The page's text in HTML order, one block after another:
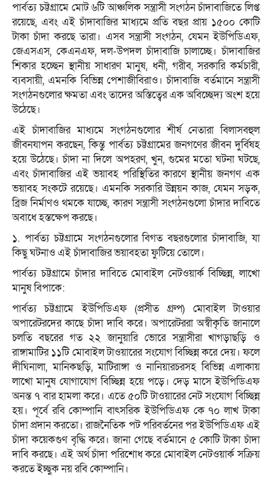
পার্বত্য চট্টগ্রামে মোট ৬টি আঞ্চলিক সন্ত্রাসী সংগঠন চাঁদাবাজিতে লিপ্ত
রয়েছে, এবং এই চাঁদাবাজির মাধ্যমে প্রতি বছর প্রায় ১৫০০ কোটি
টাকা চাঁদা করছে তারা। এসব সন্ত্রাসী সংগঠন, যেমন ইউপিডিএফ,
জেএসএস, কেএনএফ, দল-উপদল চাঁদাবাজি চালাচ্ছে। চাঁদাবাজির
শিকার হচ্ছেন স্থানীয় সাধারণ মানুষ, ধনী, গরীব, সরকারি কর্মচারী,
ব্যবসায়ী, এমনকি বিভিন্ন পেশাজীবিরাও। চাঁদাবাজি বর্তমানে সন্ত্রাসী
সংগঠনগুলোর ক্ষমতা এবং তাদের অস্তিত্বের এক অবিচ্ছেদ্য অংশ হয়ে
উঠেছে।
এই চাঁদাবাজির মাধ্যমে সংগঠনগুলোর শীর্ষ নেতারা বিলাসবহুল
জীবনযাপন করছেন, কিন্তু পার্বত্য চট্টগ্রামের জনগণের জীবন দুর্বিষহ
হয়ে উঠেছে। চাঁদা না দিলে অপহরণ, খুন, গুমের মতো ঘটনা ঘটছে,
এবং চাঁদাবাজির এই ভয়াবহ পরিস্থিতির কারণে স্থানীয় জনগণ এক
ভয়াবহ সংকটে রয়েছে। এমনকি সরকারি উন্নয়ন কাজ, যেমন সড়ক,
ব্রিজ নির্মাণও থমকে যাচ্ছে, কারণ সন্ত্রাসী সংগঠনগুলো চাঁদার দাবিতে
অবাধে হস্তক্ষেপ করছে।
১. পার্বত্য চট্টগ্রামে সংগঠনগুলোর বিগত বছরগুলোর চাঁদাবাজি, যা
কিছু ঘটনাও এই চাঁদাবাজির ভয়াবহতা ফুটিয়ে তোলে।
পার্বত্য চট্টগ্রামে চাঁদার দাবিতে মোবাইল নেটওয়ার্ক বিচ্ছিন্ন, লাখো
মানুষ বিপাকে:
পার্বত্য চট্টগ্রামে ইউপিডিএফ (প্রসীত গ্রুপ) মোবাইল টাওয়ার
অপারেটরদের কাছে চাঁদা দাবি করে। অপারেটররা অস্বীকৃতি জানালে
চলতি বছরের গত ২২ জানুয়ারি ভোরে সন্ত্রাসীরা খাগড়াছড়ি ও
রাঙ্গামাটির ১১টি মোবাইল টাওয়ারের সংযোগ বিচ্ছিন্ন করে দেয়। ফলে
দীঘিনালা, মানিকছড়ি, মাটিরাঙ্গা ও নানিয়ারচরসহ বিভিন্ন এলাকায়
লাখো মানুষ যোগাযোগ বিচ্ছিন্ন হয়ে পড়ে। দেড় মাসে ইউপিডিএফ
অনন্ত ৭ বার হামলা করে। এতে ৫০টি টাওয়ারের নেট সংযোগ বিচ্ছিন্ন
হয়। পূর্বে রবি কোম্পানি বাৎসরিক ইউপিডিএফ কে ৭০ লাখ টাকা
চাঁদা প্রদান করতো। রাজনৈতিক পট পরিবর্তনের পর ইউপিডিএফ এই
চাঁদা কয়েকগুণ বৃদ্ধি করে। জানা গেছে বর্তমানে ৫ কোটি টাকা চাঁদা
দাবি করছে। এই অর্থ চাঁদা পরিশোধ করে মোবাইল নেটওয়ার্ক সক্রিয়
করতে ইচ্ছুক নয় রবি কোম্পানি।